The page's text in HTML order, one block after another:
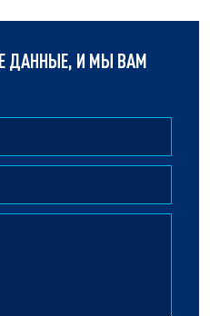
ДАННЫЕ, И МЫ ВАМ